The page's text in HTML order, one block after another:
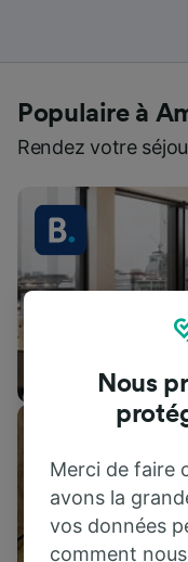
Populaire à
Rendez votre
Nous
Merci de faire
avons la
vos données
comment